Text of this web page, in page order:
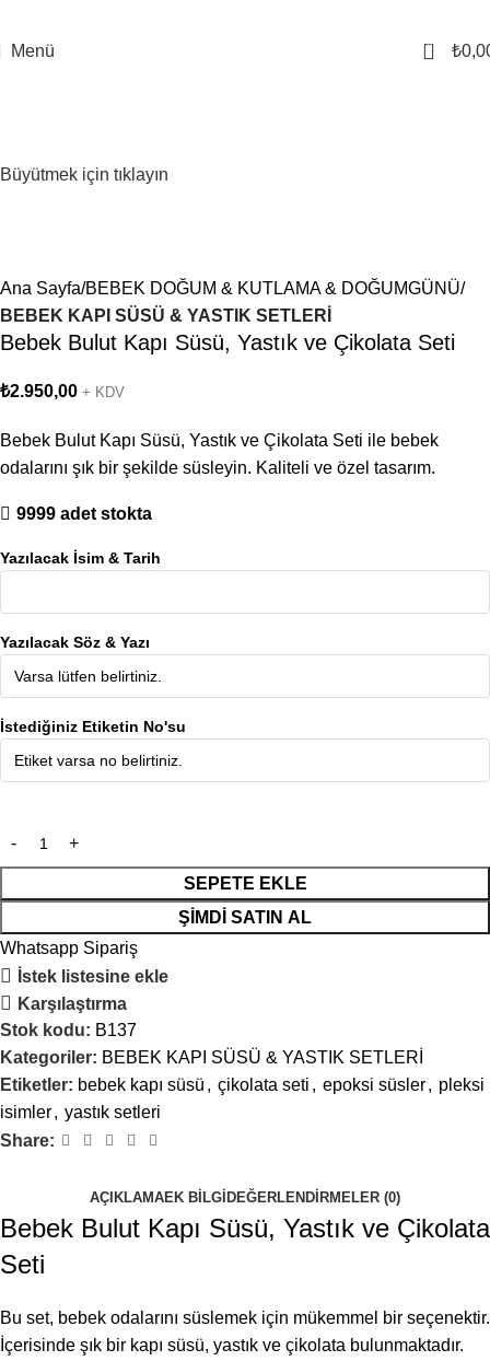
Menü 0 ₺
Büyütmek için tıklayın
Ana Sayfa BEBEK DOĞUM & KUTLAMA & DOĞUMGÜNÜ
BEBEK KAPI SÜSÜ & YASTIK SETLERİ
Bebek Bulut Kapı Süsü, Yastık ve Çikolata Seti
₺2.950,00 + KDV
Bebek Bulut Kapı Süsü, Yastık ve Çikolata Seti ile bebek
odalarını şık bir şekilde süsleyin. Kaliteli ve özel tasarım.
9999 adet stokta
Yazılacak İsim & Tarih
Yazılacak Söz & Yazı
İstediğiniz Etiketin No'su
SEPETE EKLE
ŞIMDI SATIN AL
Whatsapp Sipariş
İstek listesine ekle
Karşılaştırma
Stok kodu: B137
Kategoriler: BEBEK KAPI SÜSÜ & YASTIK SETLERİ
Etiketler: bebek kapı süsü , çikolata seti , epoksi süsler, pleksi
isimler, yastık setleri
Share:
AÇIKLAMAEK BILGI DEĞERLENDIRMELER (0)
Bebek Bulut Kapı Süsü, Yastık ve Çikolata
Seti
Bu set, bebek odalarını süslemek için mükemmel bir seçenektir.
İçerisinde şık bir kapı süsü, yastık ve çikolata bulunmaktadır.